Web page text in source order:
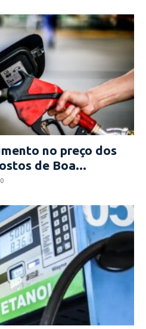
no preço dos
de Boa...